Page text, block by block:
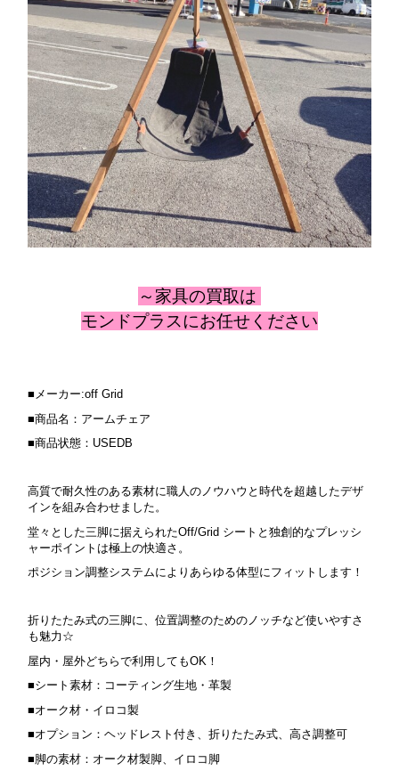
～家具の買取は
モンドプラスにお任せください
■メーカー:off Grid
■商品名： アームチェア
■商品状態：USEDB
高質で耐久性のある素材に職人のノウハウと時代を超越したデザ
インを組み合わせました。
堂々とした三脚に据えられたOff/Grid シートと独創的なプレッシ
ャーポイントは極上の快適さ。
ポジション調整システムによりあらゆる体型にフィットします！
折りたたみ式の三脚に、位置調整のためのノッチなど使いやすさ
も魅力☆
屋内・屋外どちらで利用してもOK！
■シート素材：コーティング生地・革製
■オーク材・イロコ製
■オプション：ヘッドレスト付き、折りたたみ式、高さ調整可
■脚の素材：オーク材製脚、イロコ脚